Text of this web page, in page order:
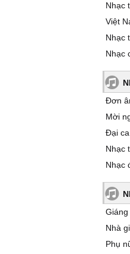
Nhạc
Việt
Nhạc
Nhạc
Đơn
Mời
Đại
Nhạc
Nhạc
Nhà
Phụ